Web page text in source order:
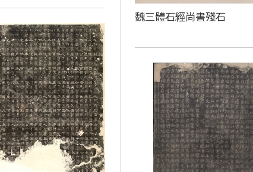
魏三體石經尚書殘石